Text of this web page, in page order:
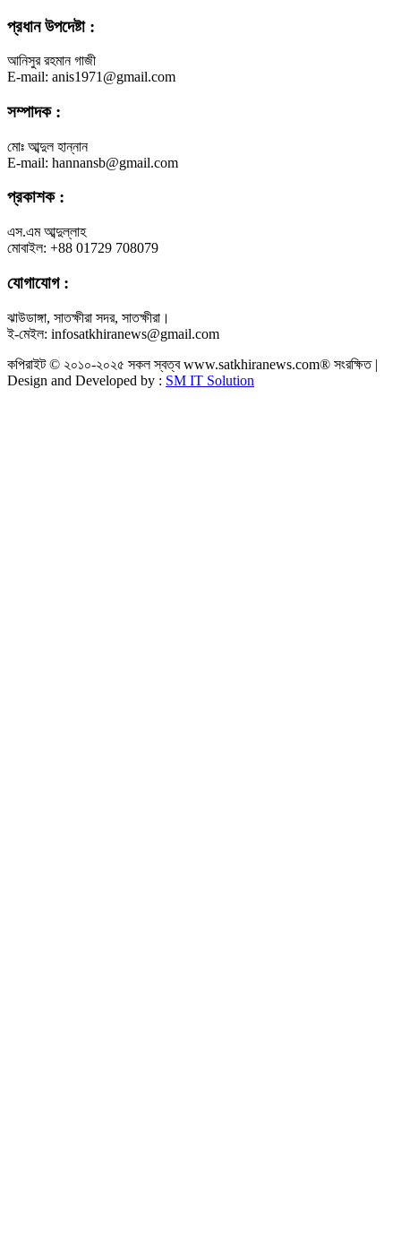
প্রধান উপদেষ্টা :
আনিসুর রহমান গাজী
E-mail: anis1971@gmail.com
সম্পাদক :
মোঃ আব্দুল হান্নান
E-mail: hannansb@gmail.com
প্রকাশক :
এস.এম আব্দুল্লাহ
মোবাইল: +88 01729 708079
যোগাযোগ :
ঝাউডাঙ্গা, সাতক্ষীরা সদর, সাতক্ষীরা।
ই-মেইল: infosatkhiranews@gmail.com
কপিরাইট © ২০১০-২০২৫ সকল স্বত্ব www.satkhiranews.com® সংরক্ষিত |
Design and Developed by : SM IT Solution